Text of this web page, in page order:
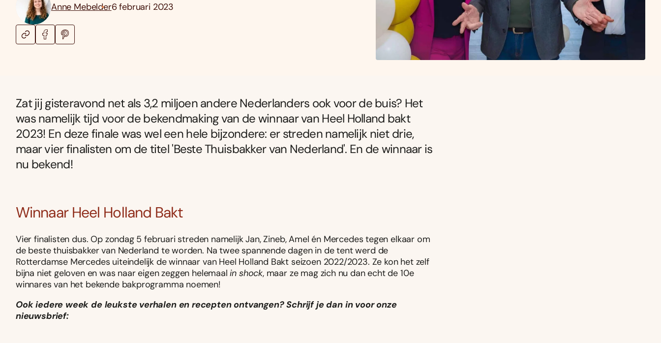
Anne Mebelder6 februari 2023
Zat jij gisteravond net als 3,2 miljoen andere Nederlanders ook voor de buis? Het
was namelijk tijd voor de bekendmaking van de winnaar van Heel Holland bakt
2023! En deze finale was wel een hele bijzondere: er streden namelijk niet drie,
maar vier finalisten om de titel 'Beste Thuisbakker van Nederland'. En de winnaar is
nu bekend!
Winnaar Heel Holland Bakt
Vier finalisten dus. Op zondag 5 februari streden namelijk Jan, Zineb, Amel én Mercedes tegen elkaar om
de beste thuisbakker van Nederland te worden. Na twee spannende dagen in de tent werd de
Rotterdamse Mercedes uiteindelijk de winnaar van Heel Holland Bakt seizoen 2022/2023. Ze kon het zelf
bijna niet geloven en was naar eigen zeggen helemaalin shock, maar ze mag zich nu dan echt de 10e
winnares van het bekende bakprogramma noemen!
Ook iedere week de leukste verhalen en recepten ontvangen? Schrijf je dan in voor onze
nieuwsbrief: